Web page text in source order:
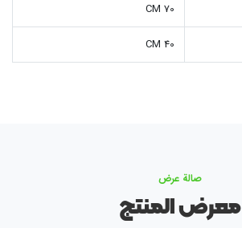
70 CM
40 CM
صالة عرض
معرض المنتج